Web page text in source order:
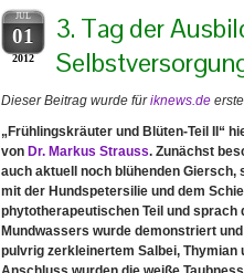
JUL
01
2012
3. Tag der
Dieser Beitrag wurde füriknews.de
„Frühlingskräuter und Blüten-Teil II“
von Dr. Markus Strauss. Zunächst
auch aktuell noch blühenden
mit der Hundspetersilie und dem
phytotherapeutischen Teil und
Mundwassers wurde demonstriert
pulvrig zerkleinertem Salbei, Thymian